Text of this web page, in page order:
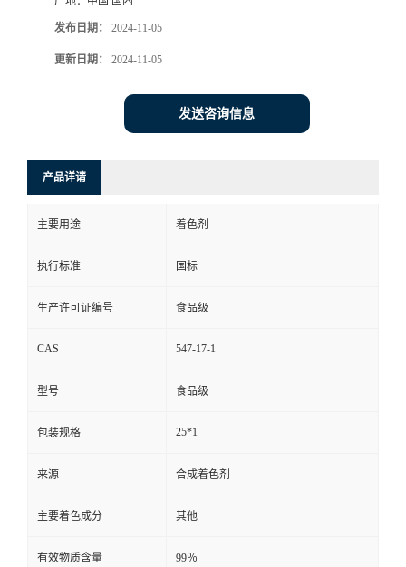
发布日期： 2024-11-05
更新日期： 2024-11-05
发送咨询信息
产品详请
主要用途 着色剂
执行标准 国标
生产许可证编号 食品级
CAS 547-17-1
型号 食品级
包装规格 25*1
来源 合成着色剂
主要着色成分 其他
有效物质含量 99％